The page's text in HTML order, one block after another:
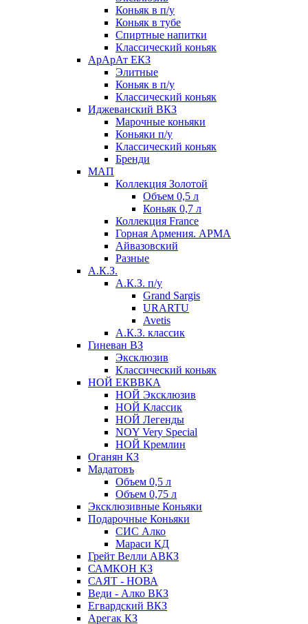
Коньяк в п/у
Коньяк в тубе
Спиртные напитки
Классический коньяк
АрАрАт ЕКЗ
Элитные
Коньяк в п/у
Классический коньяк
Иджеванский ВКЗ
Марочные коньяки
Коньяки п/у
Классический коньяк
Бренди
МАП
Коллекция Золотой
Объем 0,5 л
Коньяк 0,7 л
Коллекция France
Горная Армения. АРМА
Айвазовский
Разные
А.К.З.
А.К.З. п/у
Grand Sargis
URARTU
Avetis
А.К.З. классик
Гиневан ВЗ
Эксклюзив
Классический коньяк
НОЙ ЕКВВКА
НОЙ Эксклюзив
НОЙ Классик
НОЙ Легенды
NOY Very Speсial
НОЙ Кремлин
Оганян КЗ
Мадатовъ
Объем 0,5 л
Объем 0,75 л
Эксклюзивные Коньяки
Подарочные Коньяки
СИС Алко
Мараси КД
Грейт Велли АВКЗ
САМКОН КЗ
САЯТ - НОВА
Веди - Алко ВКЗ
Егвардский ВКЗ
Арегак КЗ